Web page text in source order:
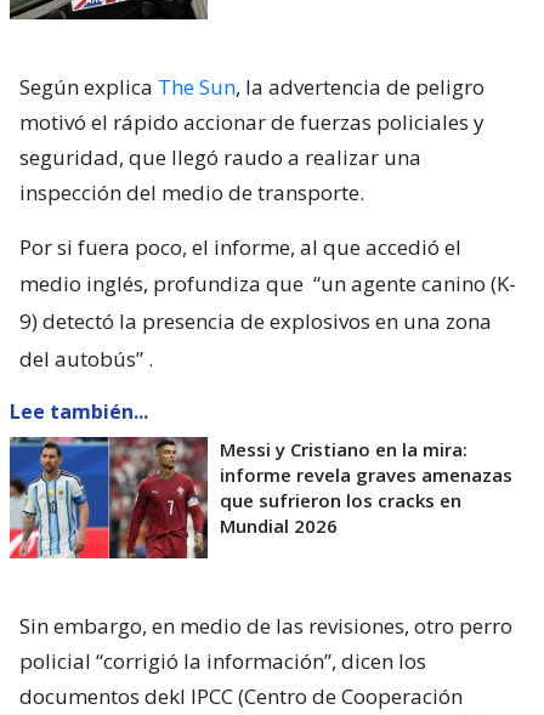
Según explica The Sun, la advertencia de peligro
motivó el rápido accionar de fuerzas policiales y
seguridad, que llegó raudo a realizar una
inspección del medio de transporte.
Por si fuera poco, el informe, al que accedió el
medio inglés, profundiza que “un agente canino (K-
9) detectó la presencia de explosivos en una zona
del autobús” .
Lee también...
Messi y Cristiano en la mira:
informe revela graves amenazas
que sufrieron los cracks en
Mundial 2026
Sin embargo, en medio de las revisiones, otro perro
policial “corrigió la información”, dicen los
documentos dekl IPCC (Centro de Cooperación